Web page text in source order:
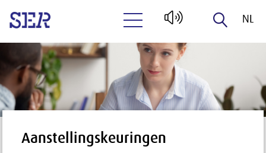
Naar hoofdinhoud
NL
Aanstellingskeuringen